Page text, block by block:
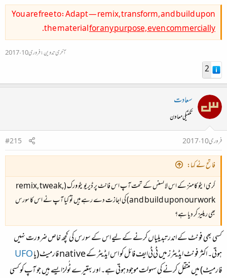
You are free to: Adapt — remix, transform, and build upon
the materialfor any purpose, even commercially
.
آخری تدوین:فروری 10، 2017
2
سعادت
تکنیکی معاون
فروری 10، 2017
#215
فاتح نے کہا:
کری ایٹو کامنز کے اس لائسنس کے تحت آپ اس فانٹ پر ڈیریویٹو ورک (remix, tweak,
and build upon our work) کی اجازت دے رہے ہیں تو کیا آپ نے اس کا سورس
بھی ریلیز کر دیا ہے؟
کسی بھی فونٹ کے اندر تبدیلیاں کرنے کے لیے اس کے سورس کی کچھ خاص ضرورت نہیں
ہوتی۔ اکثر فونٹ ایڈیٹرز میں ٹی‌ٹی‌ایف فائل کو اس ایڈیٹر کےnativeفارمیٹ (یاUFO
فارمیٹ) میں منتقل کرنے کی سہولت موجود ہوتی ہے۔ اور بہتیرے ٹُولز ایسے ہیں جو آپ کو کسی